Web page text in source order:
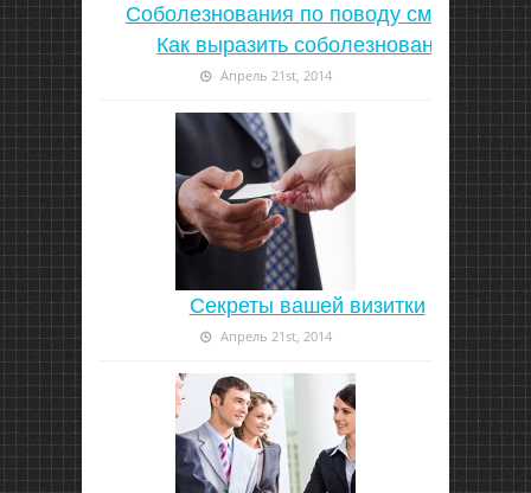
Соболезнования по поводу смерти |
Как выразить соболезнование
Апрель 21st, 2014
Секреты вашей визитки
Апрель 21st, 2014